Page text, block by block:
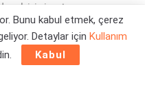
birini ortaya
02/12/2024 21:29
Bunu kabul etmek, çerez
Detaylar için Kullanım
Kabul